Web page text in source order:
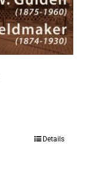
Details